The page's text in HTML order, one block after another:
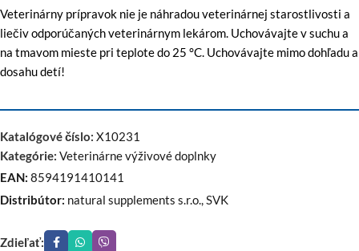
Veterinárny prípravok nie je náhradou veterinárnej starostlivosti a
liečiv odporúčaných veterinárnym lekárom. Uchovávajte v suchu a
na tmavom mieste pri teplote do 25 °C. Uchovávajte mimo dohľadu a
dosahu detí!
Katalógové číslo: X10231
Kategórie: Veterinárne výživové doplnky
EAN: 8594191410141
Distribútor: natural supplements s.r.o., SVK
Zdieľať: